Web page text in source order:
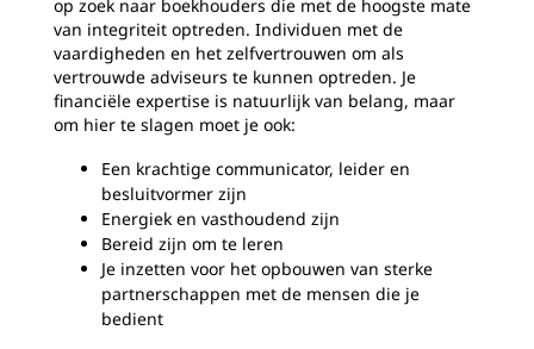
op zoek naar boekhouders die met de hoogste mate
van integriteit optreden. Individuen met de
vaardigheden en het zelfvertrouwen om als
vertrouwde adviseurs te kunnen optreden. Je
financiële expertise is natuurlijk van belang, maar
om hier te slagen moet je ook:
Een krachtige communicator, leider en
besluitvormer zijn
Energiek en vasthoudend zijn
Bereid zijn om te leren
Je inzetten voor het opbouwen van sterke
partnerschappen met de mensen die je
bedient